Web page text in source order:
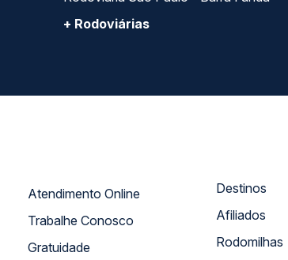
+ Rodoviárias
Atendimento Online
Trabalhe Conosco
Gratuidade
Destinos
Afiliados
Rodomilhas